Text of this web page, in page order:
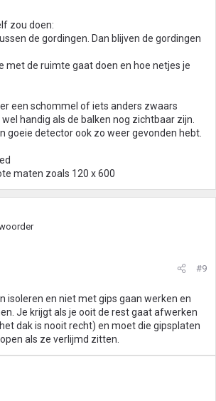
zou doen:
de gordingen. Dan blijven de gordingen
met de ruimte gaat doen en hoe netjes je
een schommel of iets anders zwaars
handig als de balken nog zichtbaar zijn.
goeie detector ook zo weer gevonden hebt.
maten zoals 120 x 600
#9
isoleren en niet met gips gaan werken en
Je krijgt als je ooit de rest gaat afwerken
dak is nooit recht) en moet die gipsplaten
als ze verlijmd zitten.